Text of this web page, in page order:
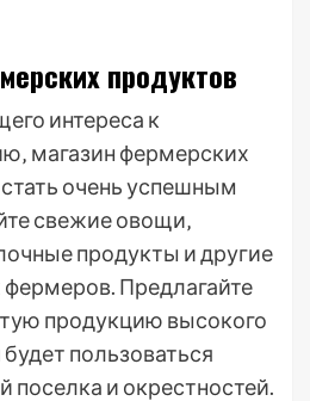
продуктов
интереса к
магазин фермерских
очень успешным
свежие овощи‚
продукты и другие
Предлагайте
продукцию высокого
будет пользоваться
поселка и окрестностей.